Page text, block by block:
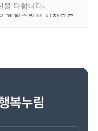
을 다합니다.
계획수립을 시작으로
을 내딛는 행복한